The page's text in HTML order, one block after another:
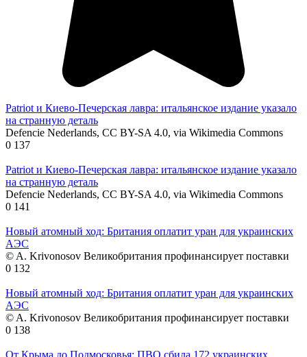
Patriot и Киево-Печерская лавра: итальянское издание указало
на странную деталь
Defencie Nederlands, CC BY-SA 4.0, via Wikimedia Commons
0 137
Patriot и Киево-Печерская лавра: итальянское издание указало
на странную деталь
Defencie Nederlands, CC BY-SA 4.0, via Wikimedia Commons
0 141
Новый атомный ход: Британия оплатит уран для украинских
АЭС
© A. Krivonosov Великобритания профинансирует поставки
0 132
Новый атомный ход: Британия оплатит уран для украинских
АЭС
© A. Krivonosov Великобритания профинансирует поставки
0 138